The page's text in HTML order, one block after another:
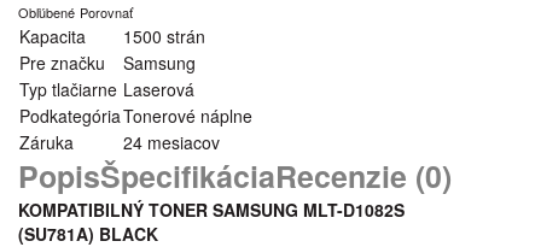
Obľúbené Porovnať
Kapacita
1500 strán
Pre značku
Samsung
Typ tlačiarne Laserová
PodkategóriaTonerové náplne
Záruka
24 mesiacov
PopisŠpecifikáciaRecenzie (0)
KOMPATIBILNÝ TONER SAMSUNG MLT-D1082S
(SU781A) BLACK